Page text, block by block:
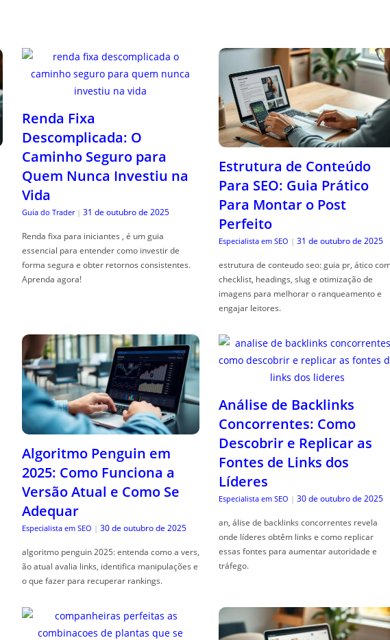
Renda Fixa
Descomplicada: O
Caminho Seguro para
Quem Nunca Investiu na
Vida
Guia do Trader | 31 de outubro de 2025
Renda fixa para iniciantes , é um guia
essencial para entender como investir de
forma segura e obter retornos consistentes.
Aprenda agora!
Estrutura de Conteúdo
Para SEO: Guia Prático
Para Montar o Post
Perfeito
Especialista em SEO | 31 de outubro de 2025
estrutura de conteudo seo: guia pr, ático
checklist, headings, slug e otimização de
imagens para melhorar o ranqueamento e
engajar leitores.
Algoritmo Penguin em
2025: Como Funciona a
Versão Atual e Como Se
Adequar
Especialista em SEO | 30 de outubro de 2025
algoritmo penguin 2025: entenda como a vers,
ão atual avalia links, identifica manipulações e
o que fazer para recuperar rankings.
Análise de Backlinks
Concorrentes: Como
Descobrir e Replicar as
Fontes de Links dos
Líderes
Especialista em SEO | 30 de outubro de 2025
an, álise de backlinks concorrentes revela
onde líderes obtêm links e como replicar
essas fontes para aumentar autoridade e
tráfego.